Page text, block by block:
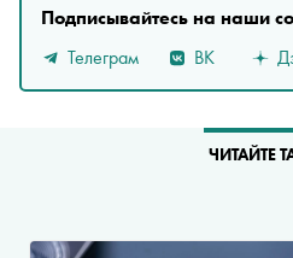
Подписывайтесь на наши
Телеграм
ВК
ЧИТАЙТЕ